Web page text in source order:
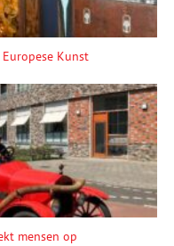
Kunst
mensen op